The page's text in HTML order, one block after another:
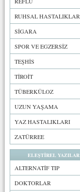
RUHSAL HASTALIKLAR
SİGARA
SPOR VE EGZERSİZ
TEŞHİS
TİROİT
TÜBERKÜLOZ
UZUN YAŞAMA
YAZ HASTALIKLARI
ZATÜRREE
ELEŞTİREL YAZILAR
ALTERNATİF TIP
DOKTORLAR